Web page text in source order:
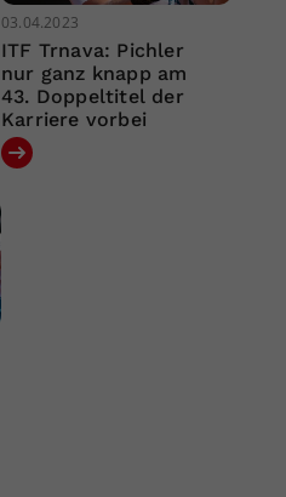
03.04.2023
ITF Trnava: Pichler
nur ganz knapp am
43. Doppeltitel der
Karriere vorbei